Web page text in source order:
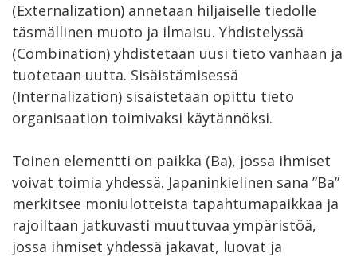
(Externalization) annetaan hiljaiselle tiedolle
täsmällinen muoto ja ilmaisu. Yhdistelyssä
(Combination) yhdistetään uusi tieto vanhaan ja
tuotetaan uutta. Sisäistämisessä
(Internalization) sisäistetään opittu tieto
organisaation toimivaksi käytännöksi.
Toinen elementti on paikka (Ba), jossa ihmiset
voivat toimia yhdessä. Japaninkielinen sana ”Ba”
merkitsee moniulotteista tapahtumapaikkaa ja
rajoiltaan jatkuvasti muuttuvaa ympäristöä,
jossa ihmiset yhdessä jakavat, luovat ja